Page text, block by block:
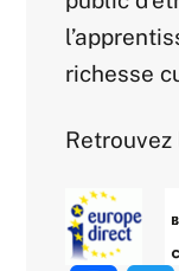
richesse